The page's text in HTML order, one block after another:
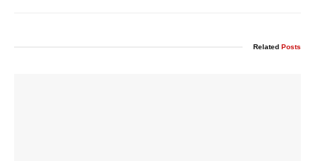
RelatedPosts